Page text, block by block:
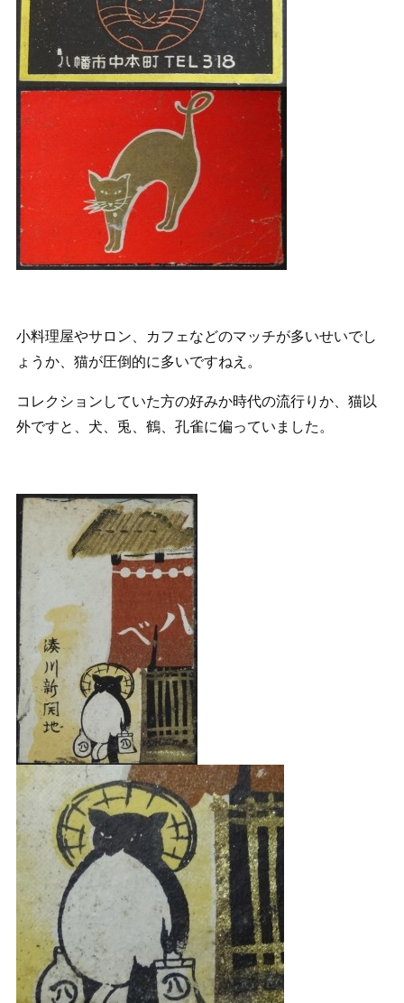
小料理屋やサロン、カフェなどのマッチが多いせいでし
ょうか、猫が圧倒的に多いですねえ。
コレクションしていた方の好みか時代の流行りか、猫以
外ですと、犬、兎、鶴、孔雀に偏っていました。